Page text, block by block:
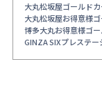
大丸松坂屋ゴールド
大丸松坂屋お得意様
博多大丸お得意様ゴ
GINZA SIXプレステー